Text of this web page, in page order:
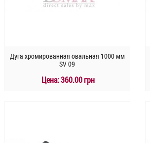
Дуга хромированная овальная 1000 мм
SV 09
Цена:360.00 грн